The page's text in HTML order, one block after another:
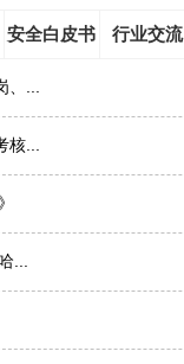
安全白皮书 行业交流
...
...
...